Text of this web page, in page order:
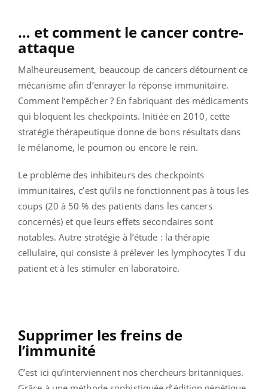
… et comment le cancer contre-
attaque
Malheureusement, beaucoup de cancers détournent ce
mécanisme afin d’enrayer la réponse immunitaire.
Comment l’empêcher ? En fabriquant des médicaments
qui bloquent les checkpoints. Initiée en 2010, cette
stratégie thérapeutique donne de bons résultats dans
le mélanome, le poumon ou encore le rein.
Le problème des inhibiteurs des checkpoints
immunitaires, c’est qu’ils ne fonctionnent pas à tous les
coups (20 à 50 % des patients dans les cancers
concernés) et que leurs effets secondaires sont
notables. Autre stratégie à l’étude : la thérapie
cellulaire, qui consiste à prélever les lymphocytes T du
patient et à les stimuler en laboratoire.
Supprimer les freins de
l’immunité
C’est ici qu’interviennent nos chercheurs britanniques.